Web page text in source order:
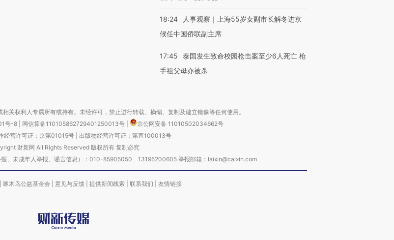
18:24
人事观察｜上海55岁女副市长解冬进京
候任中国侨联副主席
17:45
泰国发生致命校园枪击案至少6人死亡 枪
手祖父母亦被杀
关权利人专属所有或持有。未经许可，禁止进行转载、摘编、复制及建立镜像等任何使用。
号-8 网信算备110105862729401250013号
京公网安备 11010502034662号
经营许可证：京第01015号| 出版物经营许可证：第直100013号
财新网 All Rights Reserved 版权所有 复制必究
报、未成年人举报、谣言信息）：010-85905050 13195200605 举报邮箱：laixin@caixin.com
啄木鸟公益基金会 意见与反馈 提供新闻线索 联系我们 友情链接